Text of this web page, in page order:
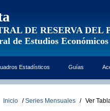
DE RESERVA DEL
de Estudios Económicos
Estadísticos Guías
Inicio / Series Mensuales / Ver